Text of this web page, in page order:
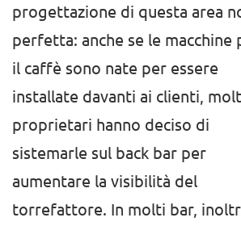
progettazione di questa area
perfetta: anche se le macchine
il caffè sono nate per essere
installate davanti ai clienti,
proprietari hanno deciso di
sistemarle sul back bar per
aumentare la visibilità del
torrefattore. In molti bar,